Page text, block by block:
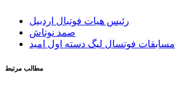
رئیس هیات فوتبال اردبیل
صمد نوتاش
مسابقات فوتسال لیگ دسته اول امید
مطالب مرتبط